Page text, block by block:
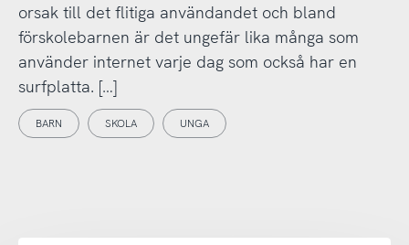
orsak till det flitiga användandet och bland
förskolebarnen är det ungefär lika många som
använder internet varje dag som också har en
surfplatta. […]
BARN SKOLA UNGA